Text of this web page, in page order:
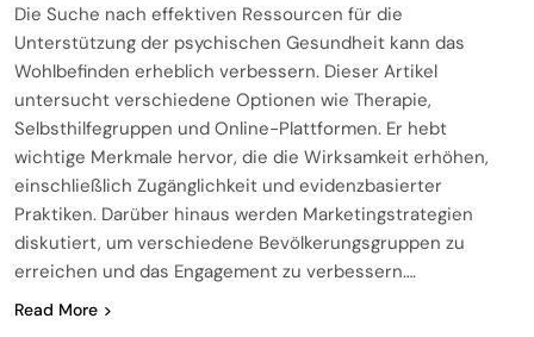
Die Suche nach effektiven Ressourcen für die
Unterstützung der psychischen Gesundheit kann das
Wohlbefinden erheblich verbessern. Dieser Artikel
untersucht verschiedene Optionen wie Therapie,
Selbsthilfegruppen und Online-Plattformen. Er hebt
wichtige Merkmale hervor, die die Wirksamkeit erhöhen,
einschließlich Zugänglichkeit und evidenzbasierter
Praktiken. Darüber hinaus werden Marketingstrategien
diskutiert, um verschiedene Bevölkerungsgruppen zu
erreichen und das Engagement zu verbessern….
Read More